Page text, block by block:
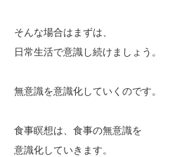
そんな場合はまずは、
日常生活で意識し続けましょう。
無意識を意識化していくのです。
食事瞑想は、食事の無意識を
意識化していきます。